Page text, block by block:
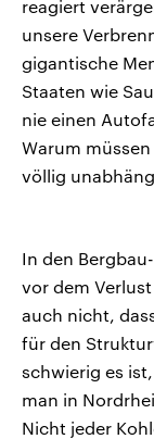
reagiert
unsere
gigantische
Staaten wie
nie einen
Warum
völlig
In den
vor dem
auch nicht,
für den
schwierig es
man in
Nicht jeder